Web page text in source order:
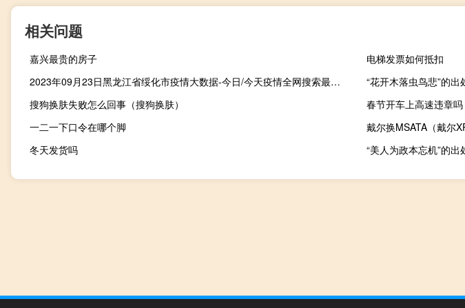
相关问题
嘉兴最贵的房子
电梯发票如何抵扣
2023年09月23日黑龙江省绥化市疫情大数据-今日/今天疫情全网搜索最新实时消息动态情况通知播报
“花开木落虫鸟悲”的出
搜狗换肤失败怎么回事（搜狗换肤）
春节开车上高速违章吗
一二一下口令在哪个脚
戴尔换MSATA（戴尔
冬天发货吗
“美人为政本忘机”的出